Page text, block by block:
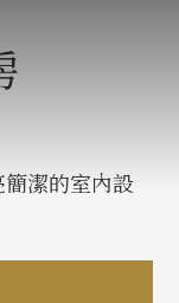
潔的室內設